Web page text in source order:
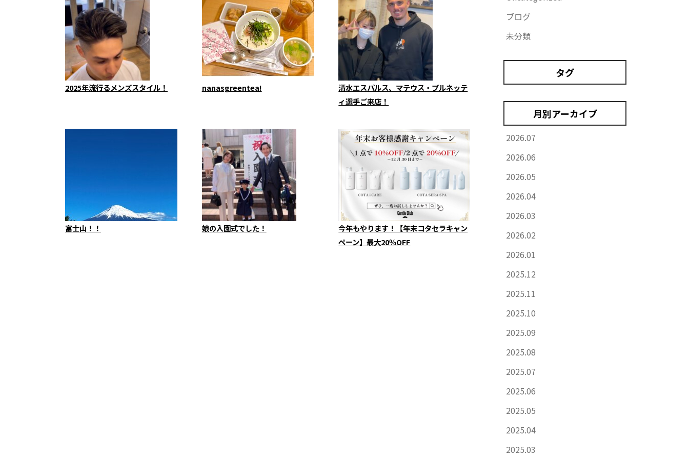
2025年流行るメンズスタイル！ nanasgreentea!
清水エスパルス、マテウス・ブルネッテ
ィ選手ご来店！
富士山！！ 娘の入園式でした！
今年もやります！【年末コタセラキャン
ペーン】最大20％OFF
ブログ
未分類
タグ
月別アーカイブ
2026.07
2026.06
2026.05
2026.04
2026.03
2026.02
2026.01
2025.12
2025.11
2025.10
2025.09
2025.08
2025.07
2025.06
2025.05
2025.04
2025.03